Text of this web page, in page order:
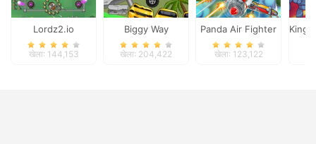
Lordz2.io
खेला: 144,153
Biggy Way
खेला: 204,422
Panda Air Fighter
खेला: 123,122
King